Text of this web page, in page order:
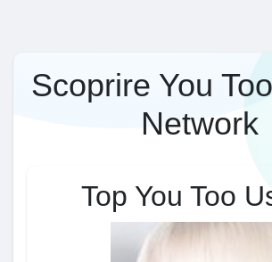
Scoprire You
Network
Top You Too